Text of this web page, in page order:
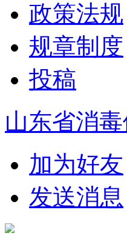
政策法规
规章制度
投稿
山东省消
加为好友
发送消息